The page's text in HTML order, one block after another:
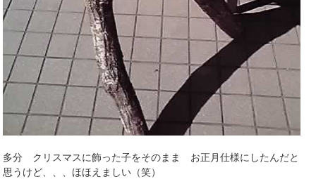
多分 クリスマスに飾った子をそのまま お正月仕様にしたんだと
思うけど、、、ほほえましい（笑）